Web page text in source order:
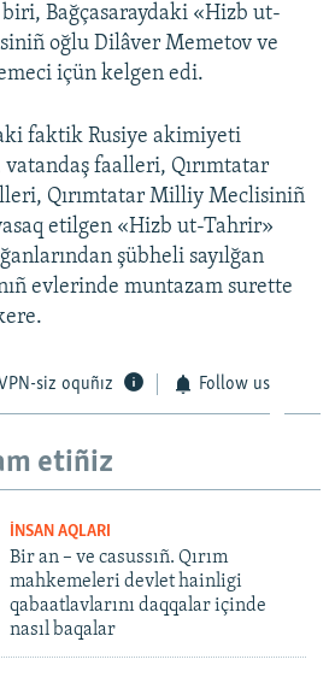
Bağçasaraydaki «Hizb ut-
oğlu Dilâver Memetov ve
içün kelgen edi.
faktik Rusiye akimiyeti
faalleri, Qırımtatar
Qırımtatar Milliy Meclisiniñ
etilgen «Hizb ut-Tahrir»
şübheli sayılğan
evlerinde muntazam surette
siz oquñız Follow us
etiñiz
İNSAN AQLARI
Bir an – ve casussıñ. Qırım
mahkemeleri devlet hainligi
qabaatlavlarını daqqalar içinde
nasıl baqalar